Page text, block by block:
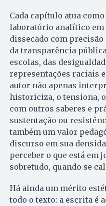
Cada capítulo atua
laboratório analítico em
dissecado com
da transparência
escolas, das
representações raciais
autor não apenas
historiciza, o tensiona,
com outros saberes e
sustentação ou
também um valor
discurso em sua
perceber o que está em
sobretudo, quando se
Há ainda um mérito
todo o texto: a escrita é